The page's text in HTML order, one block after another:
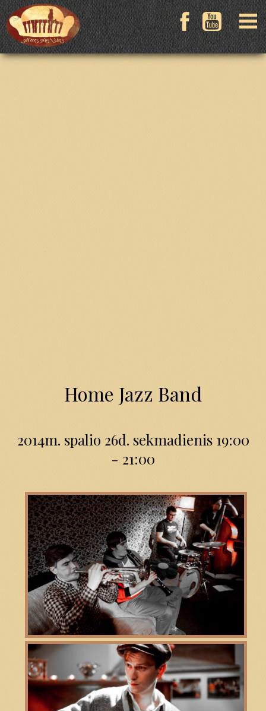
Home Jazz Band
2014m. spalio 26d. sekmadienis 19:00
- 21:00